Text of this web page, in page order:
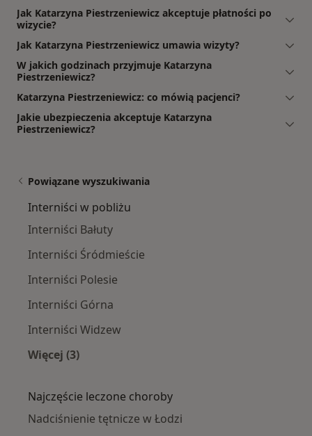
Jak Katarzyna Piestrzeniewicz akceptuje płatności po
wizycie?
Jak Katarzyna Piestrzeniewicz umawia wizyty?
W jakich godzinach przyjmuje Katarzyna
Piestrzeniewicz?
Katarzyna Piestrzeniewicz: co mówią pacjenci?
Jakie ubezpieczenia akceptuje Katarzyna
Piestrzeniewicz?
Powiązane wyszukiwania
Interniści w pobliżu
Interniści Bałuty
Interniści Śródmieście
Interniści Polesie
Interniści Górna
Interniści Widzew
Więcej (3)
Najczęście leczone choroby
Nadciśnienie tętnicze w Łodzi